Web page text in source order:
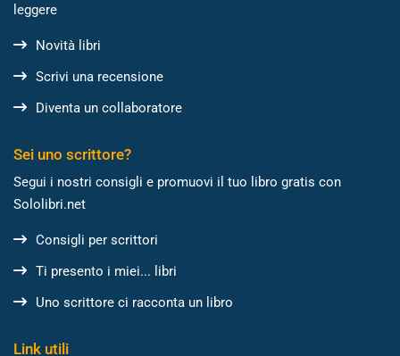
leggere
Novità libri
Scrivi una recensione
Diventa un collaboratore
Sei uno scrittore?
Segui i nostri consigli e promuovi il tuo libro gratis con
Sololibri.net
Consigli per scrittori
Ti presento i miei... libri
Uno scrittore ci racconta un libro
Link utili